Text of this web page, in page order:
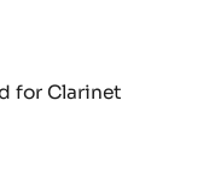
for Clarinet